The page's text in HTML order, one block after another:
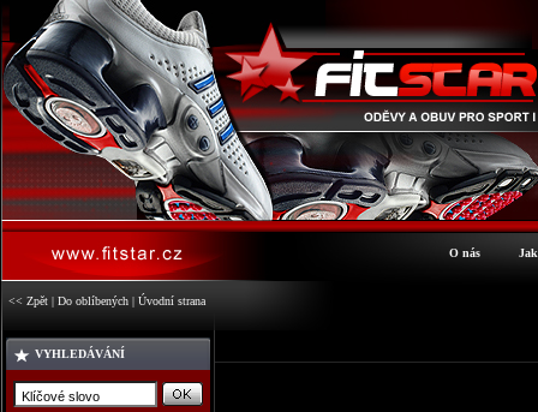
O nás
<< Zpět | Do oblíbených | Úvodní strana
VYHLEDÁVÁNÍ